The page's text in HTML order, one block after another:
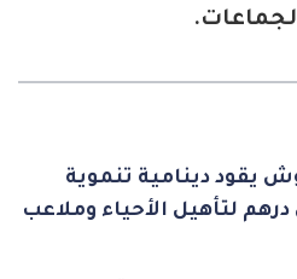
يقود دينامية تنموية
درهم لتأهيل الأحياء وملاعب